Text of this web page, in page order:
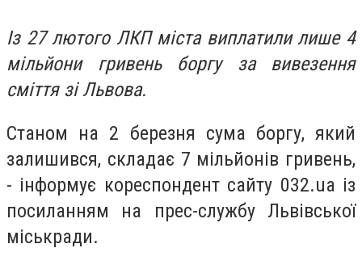
Із 27 лютого ЛКП міста виплатили лише 4
мільйони гривень боргу за вивезення
сміття зі Львова.
Станом на 2 березня сума боргу, який
залишився, складає 7 мільйонів гривень,
- інформує кореспондент сайту 032.ua із
посиланням на прес-службу Львівської
міськради.